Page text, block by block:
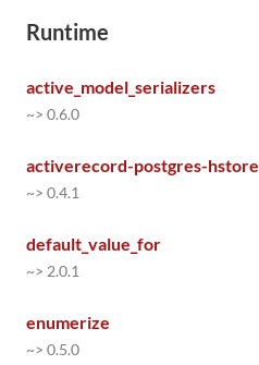
Runtime
active_model_serializers
~> 0.6.0
activerecord-postgres-hstore
~> 0.4.1
default_value_for
~> 2.0.1
enumerize
~> 0.5.0